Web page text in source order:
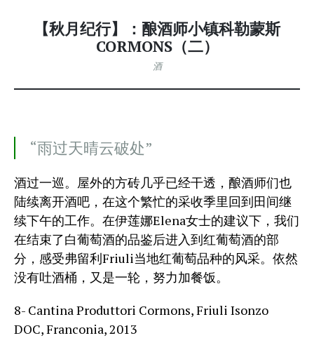
【秋月纪行】：酿酒师小镇科勒蒙斯
CORMONS（二）
酒
“雨过天晴云破处”
酒过一巡。屋外的方砖几乎已经干透，酿酒师们也
陆续离开酒吧，在这个繁忙的采收季里回到田间继
续下午的工作。在伊莲娜Elena女士的建议下，我们
在结束了白葡萄酒的品鉴后进入到红葡萄酒的部
分，感受弗留利Friuli当地红葡萄品种的风采。依然
没有吐酒桶，又是一轮，努力加餐饭。
8- Cantina Produttori Cormons, Friuli Isonzo
DOC, Franconia, 2013